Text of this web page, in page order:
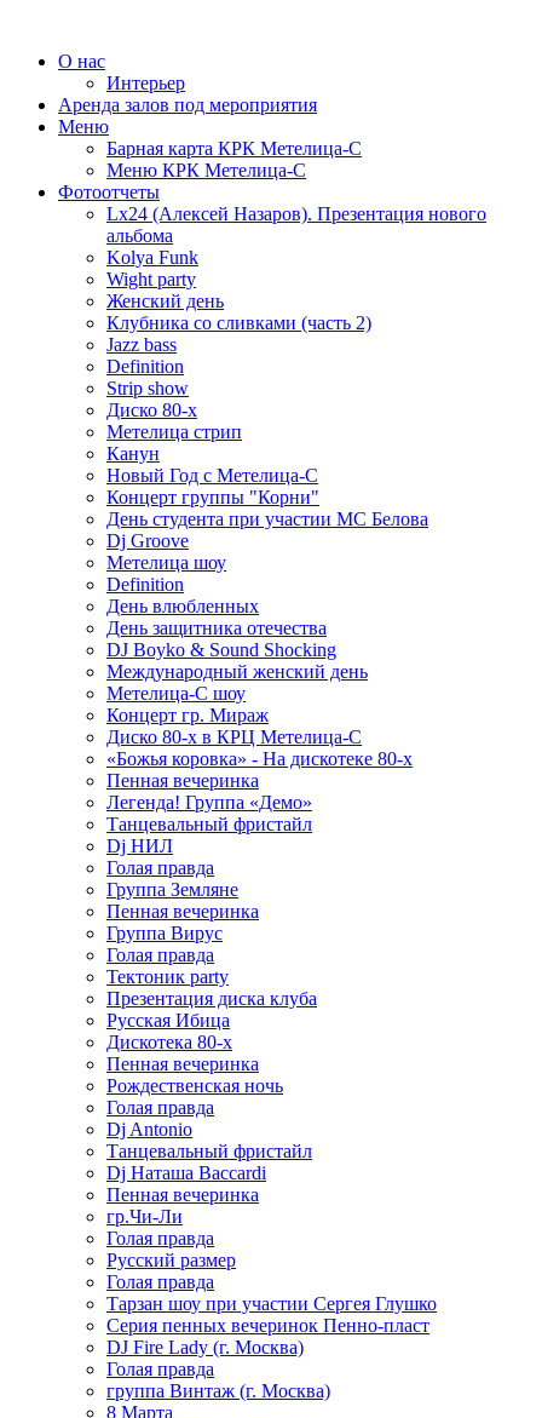
О нас
Интерьер
Аренда залов под мероприятия
Меню
Барная карта КРК Метелица-С
Меню КРК Метелица-С
Фотоотчеты
Lx24 (Алексей Назаров). Презентация нового
альбома
Kolya Funk
Wight party
Женский день
Клубника со сливками (часть 2)
Jazz bass
Definition
Strip show
Диско 80-х
Метелица стрип
Канун
Новый Год с Метелица-С
Концерт группы "Корни"
День студента при участии МС Белова
Dj Groove
Метелица шоу
Definition
День влюбленных
День защитника отечества
DJ Boyko & Sound Shocking
Международный женский день
Метелица-С шоу
Концерт гр. Мираж
Диско 80-х в КРЦ Метелица-С
«Божья коровка» - На дискотеке 80-х
Пенная вечеринка
Легенда! Группа «Демо»
Танцевальный фристайл
Dj НИЛ
Голая правда
Группа Земляне
Пенная вечеринка
Группа Вирус
Голая правда
Тектоник party
Презентация диска клуба
Русская Ибица
Дискотека 80-х
Пенная вечеринка
Рождественская ночь
Голая правда
Dj Antonio
Танцевальный фристайл
Dj Наташа Baccardi
Пенная вечеринка
гр.Чи-Ли
Голая правда
Русский размер
Голая правда
Тарзан шоу при участии Сергея Глушко
Серия пенных вечеринок Пенно-пласт
DJ Fire Lady (г. Москва)
Голая правда
группа Винтаж (г. Москва)
8 Марта